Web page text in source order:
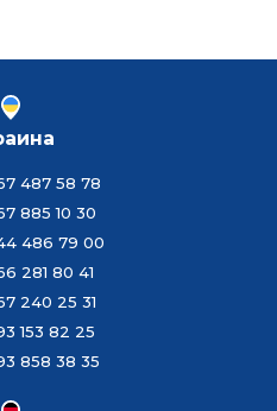
487 58 78
885 10 30
486 79 00
281 80 41
240 25 31
153 82 25
858 38 35